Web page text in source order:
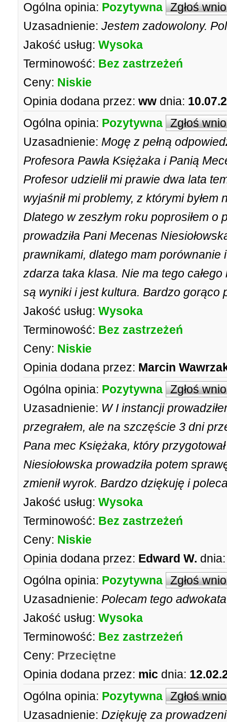
Ogólna opinia: Pozytywna Zgłoś
Uzasadnienie: Jestem zadowolony.
Jakość usług: Wysoka
Terminowość: Bez zastrzeżeń
Ceny: Niskie
Opinia dodana przez: ww dnia:
Ogólna opinia: Pozytywna Zgłoś
Uzasadnienie: Mogę z pełną
Profesora Pawła Księżaka i Panią
Profesor udzielił mi prawie dwa lata
wyjaśnił mi problemy, z którymi
Dlatego w zeszłym roku poprosiłem
prowadziła Pani Mecenas
prawnikami, dlatego mam
zdarza taka klasa. Nie ma tego
są wyniki i jest kultura. Bardzo gorąco
Jakość usług: Wysoka
Terminowość: Bez zastrzeżeń
Ceny: Niskie
Opinia dodana przez: Marcin
Ogólna opinia: Pozytywna Zgłoś
Uzasadnienie: W I instancji
przegrałem, ale na szczęście 3 dni
Pana mec Księżaka, który
Niesiołowska prowadziła potem
zmienił wyrok. Bardzo dziękuję i
Jakość usług: Wysoka
Terminowość: Bez zastrzeżeń
Ceny: Niskie
Opinia dodana przez: Edward W. dnia:
Ogólna opinia: Pozytywna Zgłoś
Uzasadnienie: Polecam tego adwokata
Jakość usług: Wysoka
Terminowość: Bez zastrzeżeń
Ceny: Przeciętne
Opinia dodana przez: mic dnia:
Ogólna opinia: Pozytywna Zgłoś
Uzasadnienie: Dziękuję za